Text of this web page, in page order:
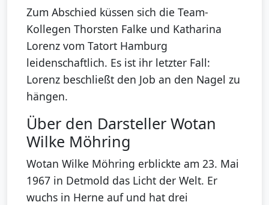
Zum Abschied küssen sich die Team-
Kollegen Thorsten Falke und Katharina
Lorenz vom Tatort Hamburg
leidenschaftlich. Es ist ihr letzter Fall:
Lorenz beschließt den Job an den Nagel zu
hängen.
Über den Darsteller Wotan
Wilke Möhring
Wotan Wilke Möhring erblickte am 23. Mai
1967 in Detmold das Licht der Welt. Er
wuchs in Herne auf und hat drei